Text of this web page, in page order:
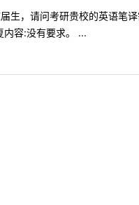
，请问考研贵校的英语笔
内容:没有要求。 ...